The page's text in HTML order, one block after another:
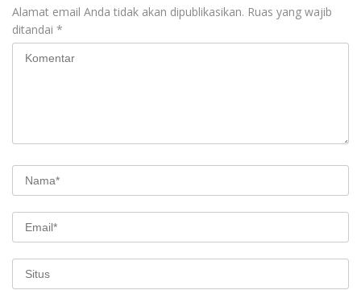
Alamat email Anda tidak akan dipublikasikan. Ruas yang wajib
ditandai *